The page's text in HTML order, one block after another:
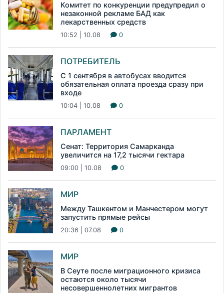
Комитет по конкуренции предупредил о
незаконной рекламе БАД как
лекарственных средств
10:52 | 10.08 0
ПОТРЕБИТЕЛЬ
С 1 сентября в автобусах вводится
обязательная оплата проезда сразу при
входе
10:04 | 10.08 0
ПАРЛАМЕНТ
Сенат: Территория Самарканда
увеличится на 17,2 тысячи гектара
09:00 | 10.08 0
МИР
Между Ташкентом и Манчестером могут
запустить прямые рейсы
20:36 | 07.08 0
МИР
В Сеуте после миграционного кризиса
остаются около тысячи
несовершеннолетних мигрантов